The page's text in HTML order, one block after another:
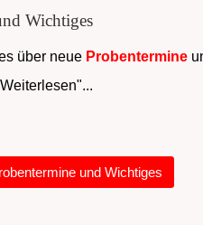
Wichtiges
über neue Probentermine
und Wichtiges